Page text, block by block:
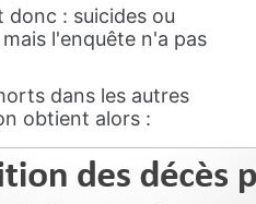
donc : suicides ou
l'enquête n'a pas
dans les autres
obtient alors :